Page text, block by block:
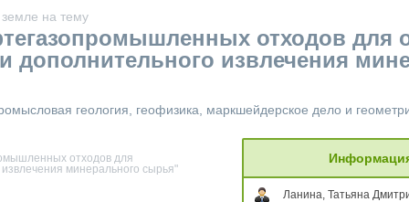
на тему
отходов для
дополнительного извлечения
геология, геофизика, маркшейдерское дело и
отходов для
минерального сырья"
Ланина, Татьяна